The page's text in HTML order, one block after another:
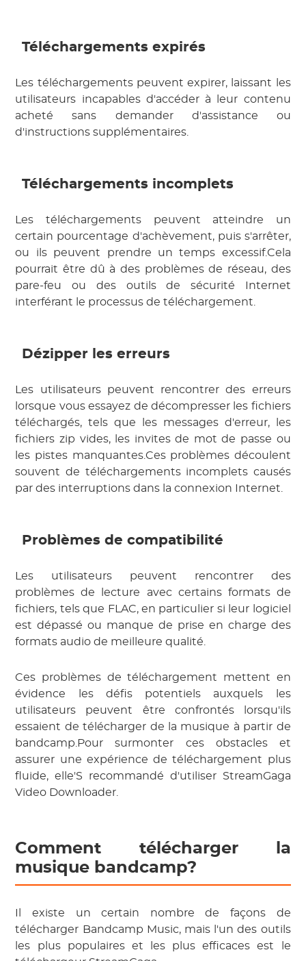
Téléchargements expirés
Les téléchargements peuvent expirer, laissant les
utilisateurs incapables d'accéder à leur contenu
acheté sans demander d'assistance ou
d'instructions supplémentaires.
Téléchargements incomplets
Les téléchargements peuvent atteindre un
certain pourcentage d'achèvement, puis s'arrêter,
ou ils peuvent prendre un temps excessif.Cela
pourrait être dû à des problèmes de réseau, des
pare-feu ou des outils de sécurité Internet
interférant le processus de téléchargement.
Dézipper les erreurs
Les utilisateurs peuvent rencontrer des erreurs
lorsque vous essayez de décompresser les fichiers
téléchargés, tels que les messages d'erreur, les
fichiers zip vides, les invites de mot de passe ou
les pistes manquantes.Ces problèmes découlent
souvent de téléchargements incomplets causés
par des interruptions dans la connexion Internet.
Problèmes de compatibilité
Les utilisateurs peuvent rencontrer des
problèmes de lecture avec certains formats de
fichiers, tels que FLAC, en particulier si leur logiciel
est dépassé ou manque de prise en charge des
formats audio de meilleure qualité.
Ces problèmes de téléchargement mettent en
évidence les défis potentiels auxquels les
utilisateurs peuvent être confrontés lorsqu'ils
essaient de télécharger de la musique à partir de
bandcamp.Pour surmonter ces obstacles et
assurer une expérience de téléchargement plus
fluide, elle'S recommandé d'utiliser StreamGaga
Video Downloader.
Comment télécharger la
musique bandcamp?
Il existe un certain nombre de façons de
télécharger Bandcamp Music, mais l'un des outils
les plus populaires et les plus efficaces est le